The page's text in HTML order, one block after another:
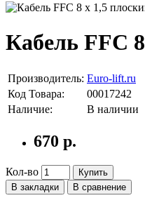
Кабель FFC
Производитель: Euro-lift.ru
Код Товара:
00017242
Наличие:
В наличии
670 р.
Кол-во
Купить
В закладки
В сравнение